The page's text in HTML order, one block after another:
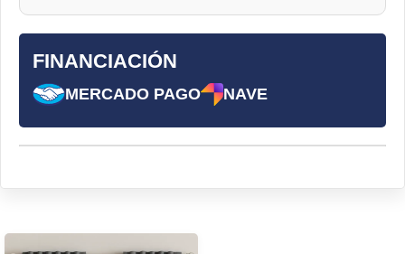
FINANCIACIÓN
MERCADO PAGO NAVE